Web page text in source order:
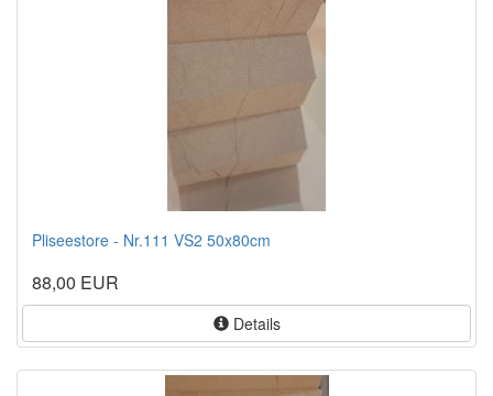
Pliseestore - Nr.111 VS2 50x80cm
88,00 EUR
Details